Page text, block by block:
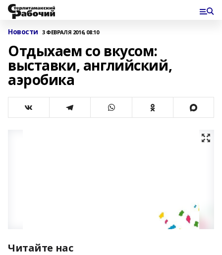
Новости 3 ФЕВРАЛЯ 2016, 08:10
Отдыхаем со вкусом:
выставки, английский,
аэробика
Читайте нас